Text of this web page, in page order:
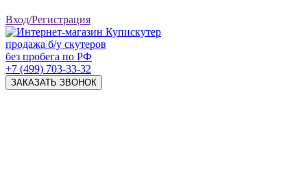
Вход/Регистрация
продажа б/у скутеров
без пробега по РФ
+7 (499) 703-33-32
ЗАКАЗАТЬ ЗВОНОК